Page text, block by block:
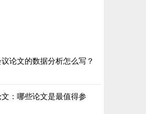
议论文的数据分析怎么写？
：哪些论文是最值得参